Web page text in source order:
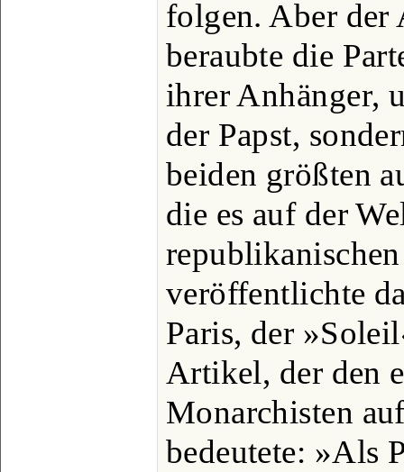
folgen. Aber der
beraubte die
ihrer Anhänger,
der Papst,
beiden größten
die es auf der
veröffentlichte
Paris, der
Artikel, der den
Monarchisten
bedeutete: »Als